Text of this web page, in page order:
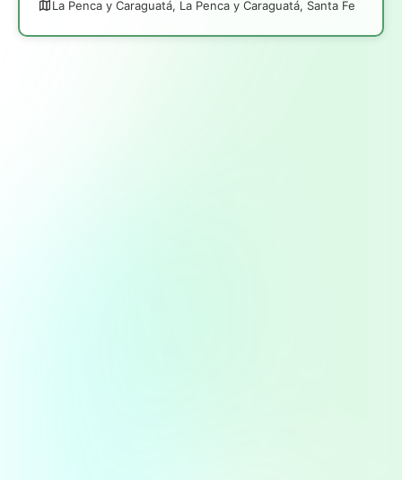
La Penca y Caraguatá, La Penca y Caraguatá, Santa Fe